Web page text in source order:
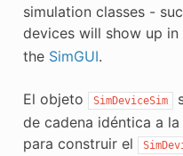
simulation classes -
devices will show up in
the SimGUI.
El objeto SimDeviceSim
de cadena idéntica a
para construir el